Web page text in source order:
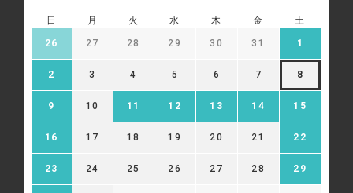
日 月 火 水 木 金 土
26 27 28 29 30 31 1
2 3 4 5 6 7 8
9 10 11 12 13 14 15
16 17 18 19 20 21 22
23 24 25 26 27 28 29